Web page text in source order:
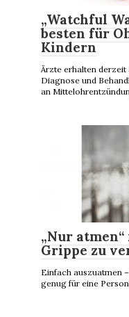
„Watchful
besten für
Kindern
Ärzte erhalten
Diagnose und
an
„Nur
Grippe zu
Einfach auszuatmen
genug für eine